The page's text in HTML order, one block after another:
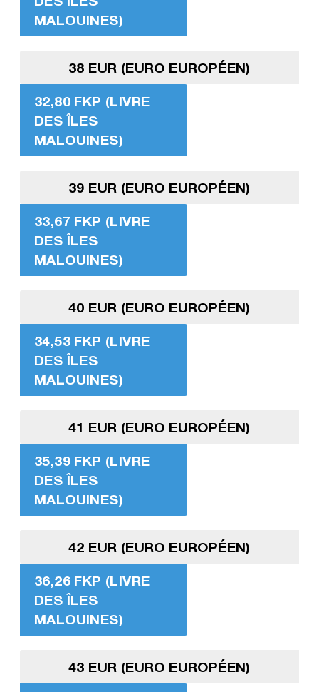
MALOUINES)
38 EUR (EURO EUROPÉEN)
32,80 FKP (LIVRE
DES ÎLES
MALOUINES)
39 EUR (EURO EUROPÉEN)
33,67 FKP (LIVRE
DES ÎLES
MALOUINES)
40 EUR (EURO EUROPÉEN)
34,53 FKP (LIVRE
DES ÎLES
MALOUINES)
41 EUR (EURO EUROPÉEN)
35,39 FKP (LIVRE
DES ÎLES
MALOUINES)
42 EUR (EURO EUROPÉEN)
36,26 FKP (LIVRE
DES ÎLES
MALOUINES)
43 EUR (EURO EUROPÉEN)